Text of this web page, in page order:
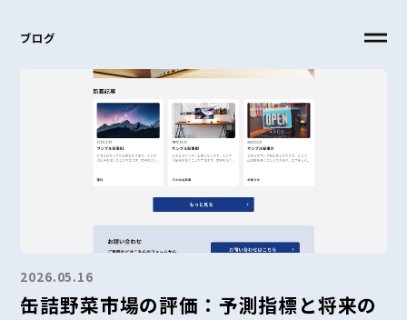
ブログ
2026.05.16
缶詰野菜市場の評価：予測指標と将来の